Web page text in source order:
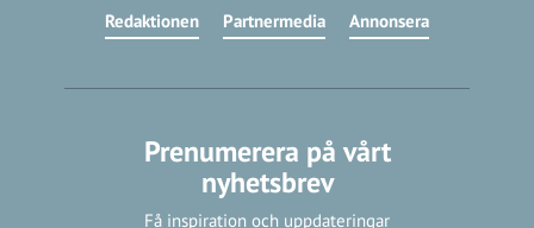
Redaktionen Partnermedia Annonsera
Prenumerera på vårt
nyhetsbrev
Få inspiration och uppdateringar